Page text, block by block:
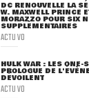
DC RENOUVELLE LA
W. MAXWELL PRINCE
MORAZZO POUR SIX
SUPPLÉMENTAIRES
ACTU VO
HULK WAR : LES ONE-
PROLOGUE DE
DÉVOILENT
ACTU VO